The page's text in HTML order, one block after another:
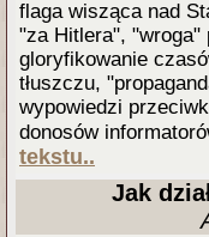
flaga wisząca nad
"za Hitlera",
gloryfikowanie
tłuszczu,
wypowiedzi
donosów
tekstu..
Jak